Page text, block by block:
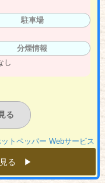
駐車場
分煙情報
し
る
ットペッパー Webサービス
見る ▶︎